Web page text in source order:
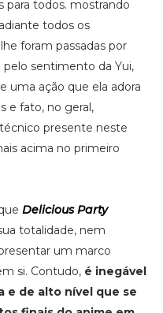
para todos. mostrando
todos os
foram passadas por
pelo sentimento da Yui,
uma ação que ela adora
e fato, no geral,
presente neste
acima no primeiro
Delicious Party
totalidade, nem
um marco
si. Contudo, é inegável
e de alto nível que se